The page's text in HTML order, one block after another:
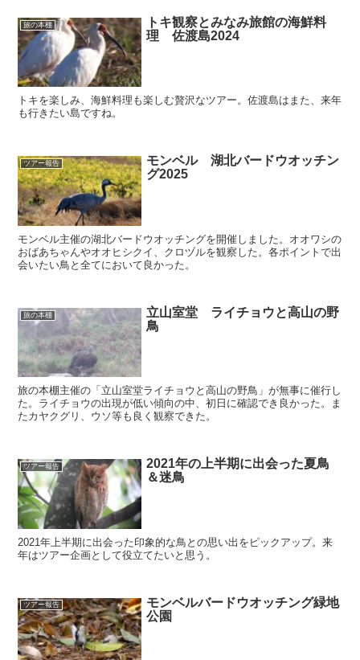
旅の本棚
トキ観察とみなみ旅館の海鮮料
理 佐渡島2024
トキを楽しみ、海鮮料理も楽しむ贅沢なツアー。佐渡島はまた、来年
も行きたい島ですね。
ツアー報告
モンベル 湖北バードウオッチン
グ2025
モンベル主催の湖北バードウオッチングを開催しました。オオワシの
おばあちゃんやオオヒシクイ、クロヅルを観察した。各ポイントで出
会いたい鳥と全てにおいて良かった。
旅の本棚
立山室堂 ライチョウと高山の野
鳥
旅の本棚主催の「立山室堂ライチョウと高山の野鳥」が無事に催行し
た。ライチョウの出現が低い傾向の中、初日に確認でき良かった。ま
たカヤクグリ、ウソ等も良く観察できた。
ツアー報告
2021年の上半期に出会った夏鳥
＆迷鳥
2021年上半期に出会った印象的な鳥との思い出をピックアップ。来
年はツアー企画として役立てたいと思う。
ツアー報告
モンベルバードウオッチング緑地
公園